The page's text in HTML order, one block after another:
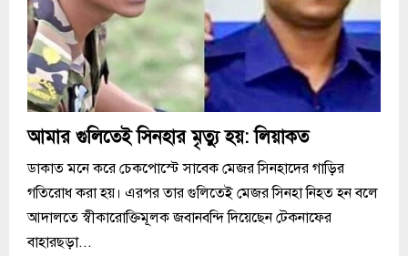
আমার গুলিতেই সিনহার মৃত্যু হয়: লিয়াকত
ডাকাত মনে করে চেকপোস্টে সাবেক মেজর সিনহাদের গাড়ির
গতিরোধ করা হয়। এরপর তার গুলিতেই মেজর সিনহা নিহত হন বলে
আদালতে স্বীকারোক্তিমূলক জবানবন্দি দিয়েছেন টেকনাফের
বাহারছড়া...